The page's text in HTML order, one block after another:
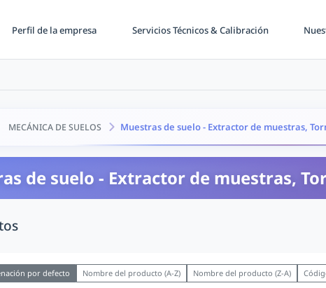
Perfil de la empresa Servicios Técnicos & Calibración
MECÁNICA DE SUELOS Muestras de suelo - Extractor de muestras,
de suelo - Extractor de muestras,
por defecto Nombre del producto (A-Z) Nombre del producto (Z-A)